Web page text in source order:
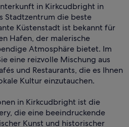
in Kirkcudbright in
Stadtzentrum die beste
Küstenstadt ist bekannt für
Hafen, der malerische
Atmosphäre bietet. Im
eine reizvolle Mischung aus
und Restaurants, die es Ihnen
Kultur einzutauchen.
in Kirkcudbright ist die
die eine beeindruckende
Kunst und historischer